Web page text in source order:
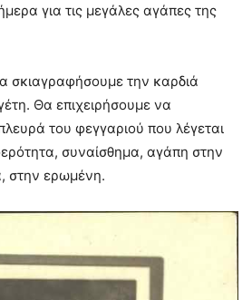
για τις μεγάλες αγάπες της
σκιαγραφήσουμε την καρδιά
Θα επιχειρήσουμε να
του φεγγαριού που λέγεται
συναίσθημα, αγάπη στην
στην ερωμένη.